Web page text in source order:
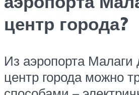
центр города?
Из аэропорта Малаги
центр города можно